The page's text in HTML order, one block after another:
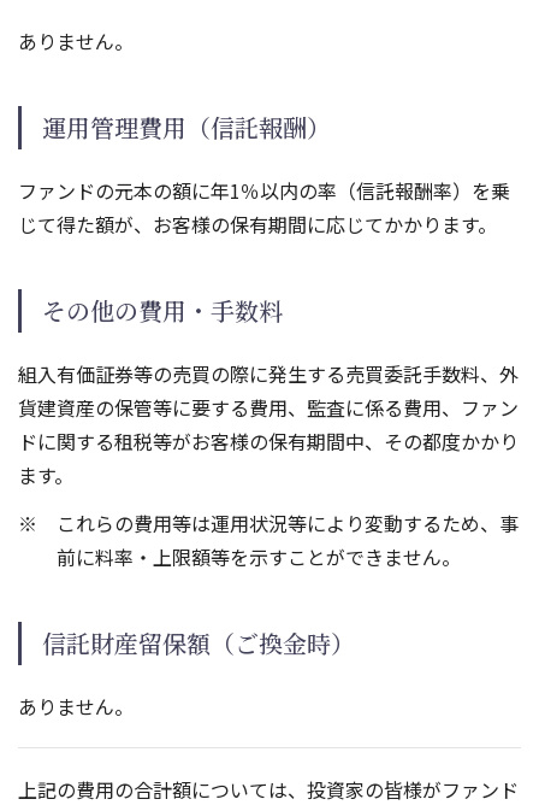
ありません。
運用管理費用（信託報酬）
ファンドの元本の額に年1％以内の率（信託報酬率）を乗
じて得た額が、お客様の保有期間に応じてかかります。
その他の費用・手数料
組入有価証券等の売買の際に発生する売買委託手数料、外
貨建資産の保管等に要する費用、監査に係る費用、ファン
ドに関する租税等がお客様の保有期間中、その都度かかり
ます。
これらの費用等は運用状況等により変動するため、事
前に料率・上限額等を示すことができません。
信託財産留保額（ご換金時）
ありません。
上記の費用の合計額については、投資家の皆様がファンド